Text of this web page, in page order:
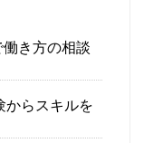
き方の相談
からスキルを